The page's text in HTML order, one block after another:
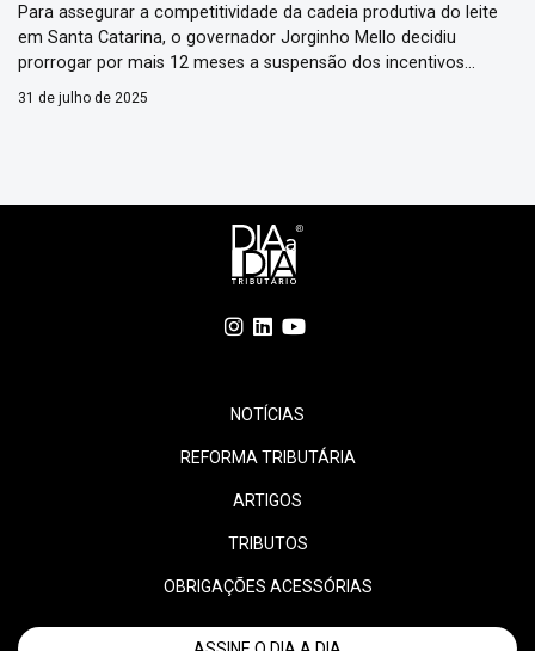
Para assegurar a competitividade da cadeia produtiva do leite
em Santa Catarina, o governador Jorginho Mello decidiu
prorrogar por mais 12 meses a suspensão dos incentivos
fiscais voltados à importação de leite e derivados. A medida
entrou em vigor em julho do ano passado, junto de outras
31 de julho de 2025
NOTÍCIAS
REFORMA TRIBUTÁRIA
ARTIGOS
TRIBUTOS
OBRIGAÇÕES ACESSÓRIAS